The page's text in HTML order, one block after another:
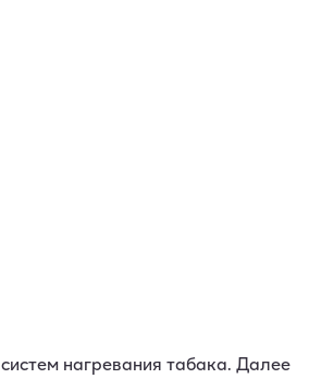
нагревания табака. Далее